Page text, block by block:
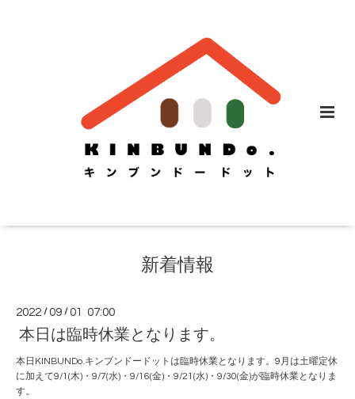
新着情報
2022 /09 /01 07:00
本日は臨時休業となります。
本日KINBUNDo.キンブンドードットは臨時休業となります。9月は土曜定休
に加えて9/1(木)・9/7(水)・9/16(金)・9/21(水)・9/30(金)が臨時休業となりま
す。